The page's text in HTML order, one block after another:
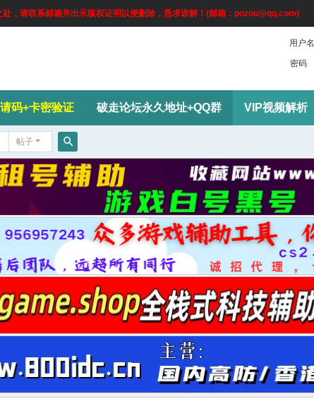
，请联系邮箱并出示版权证明以便删除，恳求谅解！(邮箱：pozou@qq.com)
用户名
密码
码+卡密验证 破走论坛永久地址+QQ群 VIP视频解析
帖子
搜
索